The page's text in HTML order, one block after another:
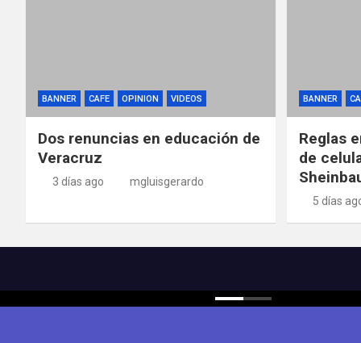
BANNER CAFE OPINION VIDEOS
Dos renuncias en educación de
Veracruz
3 días ago mgluisgerardo
BANNER
Reglas
de
5 días